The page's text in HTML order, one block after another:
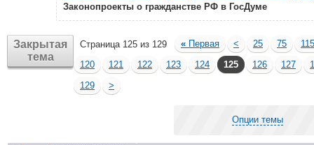
Законопроекты о гражданстве РФ в ГосДуме
Закрытая
тема
Страница 125 из 129 « Первая < 25 75
115
120
121 122 123 124 125 126 127
129
>
Опции темы